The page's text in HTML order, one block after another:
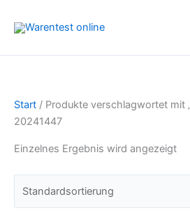
Inhalt
Start / Produkte verschlagwortet mit
20241447
Einzelnes Ergebnis wird angezeigt